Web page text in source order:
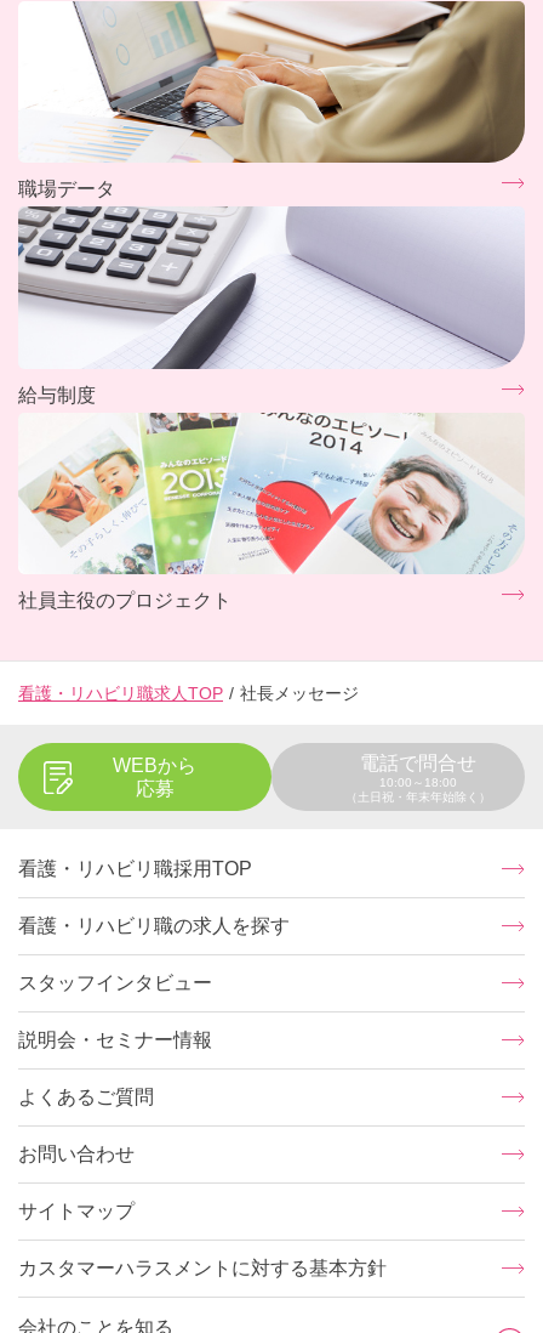
職場データ
給与制度
社員主役のプロジェクト
看護・リハビリ職求人TOP 社長メッセージ
WEBから
応募
電話で問合せ
10:00～18:00
（土日祝・年末年始除く）
看護・リハビリ職採用TOP
看護・リハビリ職の求人を探す
スタッフインタビュー
説明会・セミナー情報
よくあるご質問
お問い合わせ
サイトマップ
カスタマーハラスメントに対する基本方針
会社のことを知る